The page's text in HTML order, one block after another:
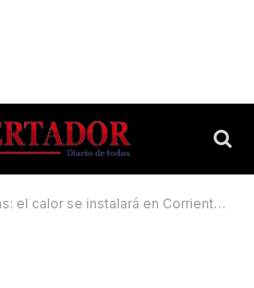
se instalará en Corrientes durante varios días